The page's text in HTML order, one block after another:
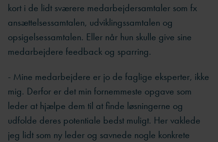
kort i de lidt sværere medarbejdersamtaler som fx
ansættelsessamtalen, udviklingssamtalen og
opsigelsessamtalen. Eller når hun skulle give sine
medarbejdere feedback og sparring.
- Mine medarbejdere er jo de faglige eksperter, ikke
mig. Derfor er det min fornemmeste opgave som
leder at hjælpe dem til at finde løsningerne og
udfolde deres potentiale bedst muligt. Her vaklede
jeg lidt som ny leder og savnede nogle konkrete